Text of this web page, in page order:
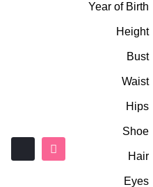
Year of Birth
Height
Bust
Waist
Hips
Shoe
Hair
Eyes